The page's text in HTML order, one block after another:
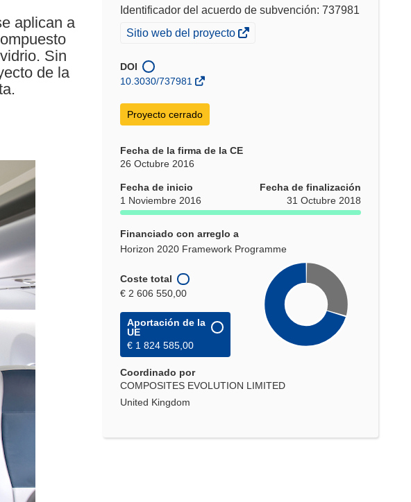
aplican a
Sin
de la
Identificador del acuerdo de subvención: 737981
(se
una
nueva
Sitio web del proyecto
DOI
10.3030/737981
Proyecto cerrado
Fecha de la firma de la CE
26 Octubre 2016
Fecha de inicio
1 Noviembre 2016
Fecha de finalización
31 Octubre 2018
Financiado con arreglo a
Horizon 2020 Framework Programme
Coste total
€ 2 606 550,00
Aportación de la
UE
€ 1 824 585,00
Coordinado por
COMPOSITES EVOLUTION LIMITED
United Kingdom